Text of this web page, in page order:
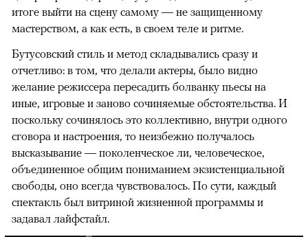
итоге выйти на сцену самому — не защищенному
мастерством, а как есть, в своем теле и ритме.
Бутусовский стиль и метод складывались сразу и
отчетливо: в том, что делали актеры, было видно
желание режиссера пересадить болванку пьесы на
иные, игровые и заново сочиняемые обстоятельства. И
поскольку сочинялось это коллективно, внутри одного
сговора и настроения, то неизбежно получалось
высказывание — поколенческое ли, человеческое,
объединенное общим пониманием экзистенциальной
свободы, оно всегда чувствовалось. По сути, каждый
спектакль был витриной жизненной программы и
задавал лайфстайл.